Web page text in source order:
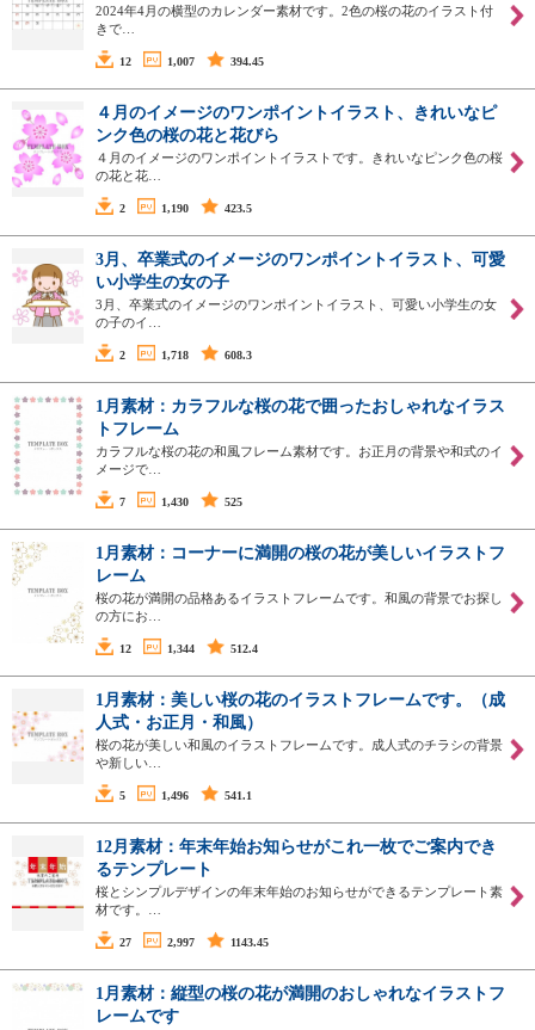
2024年4月の横型のカレンダー素材です。2色の桜の花のイラスト付
きで…
12 1,007 394.45
４月のイメージのワンポイントイラスト、きれいなピ
ンク色の桜の花と花びら
４月のイメージのワンポイントイラストです。きれいなピンク色の桜
の花と花…
2 1,190 423.5
3月、卒業式のイメージのワンポイントイラスト、可愛
い小学生の女の子
3月、卒業式のイメージのワンポイントイラスト、可愛い小学生の女
の子のイ…
2 1,718 608.3
1月素材：カラフルな桜の花で囲ったおしゃれなイラス
トフレーム
カラフルな桜の花の和風フレーム素材です。お正月の背景や和式のイ
メージで…
7 1,430 525
1月素材：コーナーに満開の桜の花が美しいイラストフ
レーム
桜の花が満開の品格あるイラストフレームです。和風の背景でお探し
の方にお…
12 1,344 512.4
1月素材：美しい桜の花のイラストフレームです。（成
人式・お正月・和風）
桜の花が美しい和風のイラストフレームです。成人式のチラシの背景
や新しい…
5 1,496 541.1
12月素材：年末年始お知らせがこれ一枚でご案内でき
るテンプレート
桜とシンプルデザインの年末年始のお知らせができるテンプレート素
材です。…
27 2,997 1143.45
1月素材：縦型の桜の花が満開のおしゃれなイラストフ
レームです